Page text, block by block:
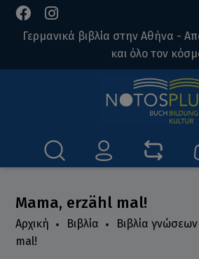
Γερμανικά βιβλία στην Αθήνα -
και όλο τον
Mama, erzähl mal!
Αρχική Βιβλία Βιβλία γνώσεων
mal!